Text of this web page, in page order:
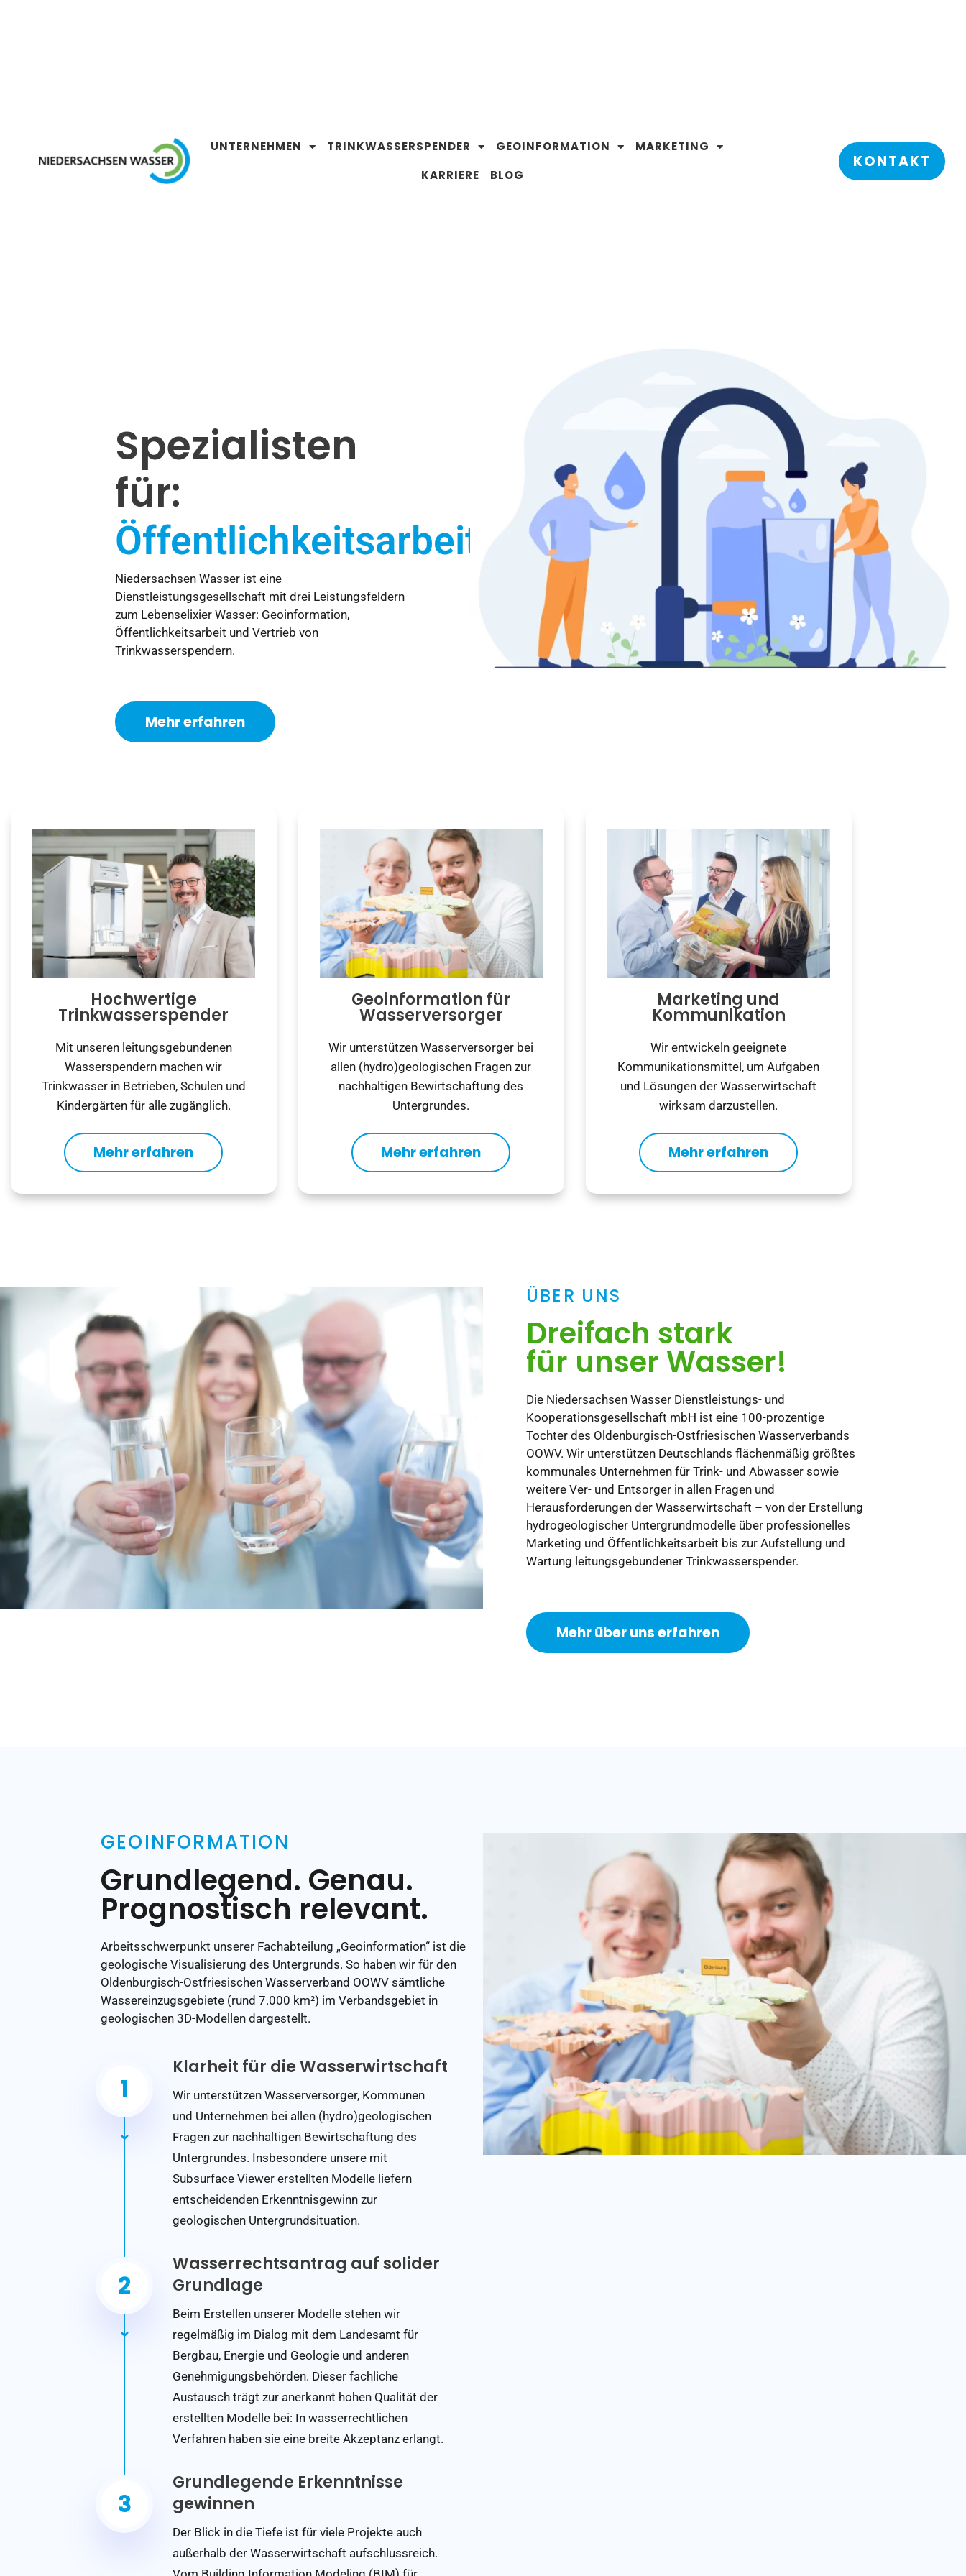
UNTERNEHMEN TRINKWASSERSPENDER GEOINFORMATION
MARKETING
KARRIERE
BLOG
KONTAKT
Spezialisten
für:
Geoinformation.
Niedersachsen Wasser ist eine
Dienstleistungsgesellschaft mit drei Leistungsfeldern
zum Lebenselixier Wasser: Geoinformation,
Öffentlichkeitsarbeit und Vertrieb von
Trinkwasserspendern.
Mehr erfahren
Hochwertige
Trinkwasserspender
Mit unseren leitungsgebundenen
Wasserspendern machen wir
Trinkwasser in Betrieben, Schulen und
Kindergärten für alle zugänglich.
Mehr erfahren
Geoinformation für
Wasserversorger​
Wir unterstützen Wasserversorger bei
allen (hydro)geologischen Fragen zur
nachhaltigen Bewirtschaftung des
Untergrundes.
Mehr erfahren
Marketing und
Kommunikation
Wir entwickeln geeignete
Kommunikationsmittel, um Aufgaben
und Lösungen der Wasserwirtschaft
wirksam darzustellen.
Mehr erfahren
ÜBER UNS
Dreifach stark
für unser Wasser!
Die Niedersachsen Wasser Dienstleistungs- und
Kooperationsgesellschaft mbH ist eine 100-prozentige
Tochter des Oldenburgisch-Ostfriesischen Wasserverbands
OOWV. Wir unterstützen Deutschlands flächenmäßig größtes
kommunales Unternehmen für Trink- und Abwasser sowie
weitere Ver- und Entsorger in allen Fragen und
Herausforderungen der Wasserwirtschaft – von der Erstellung
hydrogeologischer Untergrundmodelle über professionelles
Marketing und Öffentlichkeitsarbeit bis zur Aufstellung und
Wartung leitungsgebundener Trinkwasserspender.
Mehr über uns erfahren
GEOINFORMATION
Grundlegend. Genau.
Prognostisch relevant.
Arbeitsschwerpunkt unserer Fachabteilung „Geoinformation“ ist die
geologische Visualisierung des Untergrunds. So haben wir für den
Oldenburgisch-Ostfriesischen Wasserverband OOWV sämtliche
Wassereinzugsgebiete (rund 7.000 km²) im Verbandsgebiet in
geologischen 3D-Modellen dargestellt.
1
Klarheit für die Wasserwirtschaft
Wir unterstützen Wasserversorger, Kommunen
und Unternehmen bei allen (hydro)geologischen
Fragen zur nachhaltigen Bewirtschaftung des
Untergrundes. Insbesondere unsere mit
Subsurface Viewer erstellten Modelle liefern
entscheidenden Erkenntnisgewinn zur
geologischen Untergrundsituation.
2
Wasserrechtsantrag auf solider
Grundlage
Beim Erstellen unserer Modelle stehen wir
regelmäßig im Dialog mit dem Landesamt für
Bergbau, Energie und Geologie und anderen
Genehmigungsbehörden. Dieser fachliche
Austausch trägt zur anerkannt hohen Qualität der
erstellten Modelle bei: In wasserrechtlichen
Verfahren haben sie eine breite Akzeptanz erlangt.
3
Grundlegende Erkenntnisse
gewinnen
Der Blick in die Tiefe ist für viele Projekte auch
außerhalb der Wasserwirtschaft aufschlussreich.